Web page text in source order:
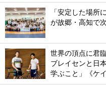
「安定した場所
が故郷・高知で
世界の頂点に君
ブレイセンと日
学ぶこと」《ケ